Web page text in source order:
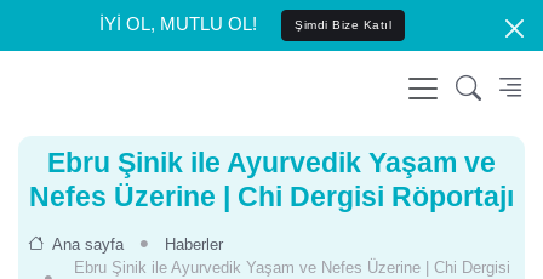
İYİ OL, MUTLU OL! Şimdi Bize Katıl
Ebru Şinik ile Ayurvedik Yaşam ve
Nefes Üzerine | Chi Dergisi Röportajı
Ana sayfa
Haberler
Ebru Şinik ile Ayurvedik Yaşam ve Nefes Üzerine | Chi Dergisi